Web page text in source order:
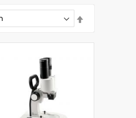
Reihenfolge